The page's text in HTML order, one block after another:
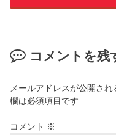
コメントを残
メールアドレスが公開され
欄は必須項目です
コメント ※